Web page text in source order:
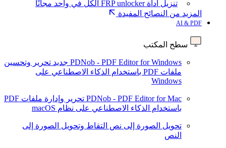
تنزيل أداة FRP unlocker الكل في واحد مجانًا
المزيد من النصائح المفيدة
AI & PDF
سطح المكتب
PDNob - PDF Editor for Windows جديد تحرير وتحسين
ملفات PDF باستخدام الذكاء الاصطناعي على
Windows
PDNob - PDF Editor for Mac
تحرير وإدارة ملفات PDF
باستخدام الذكاء الاصطناعي على نظام macOS
تحويل الصورة إلى نص التقاط وتحويل الصورة إلى
النص